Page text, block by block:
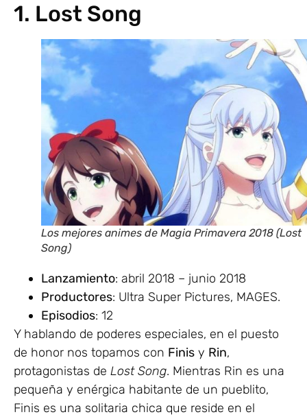
1. Lost Song
Los mejores animes de Magia Primavera 2018 (Lost
Song)
Lanzamiento: abril 2018 – junio 2018
Productores: Ultra Super Pictures, MAGES.
Episodios: 12
Y hablando de poderes especiales, en el puesto
de honor nos topamos con Finis y Rin,
protagonistas de Lost Song. Mientras Rin es una
pequeña y enérgica habitante de un pueblito,
Finis es una solitaria chica que reside en el